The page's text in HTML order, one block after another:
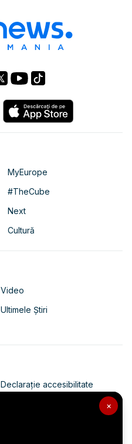
×
MyEurope
#TheCube
Next
Cultură
Video
Ultimele Știri
Declarație accesibilitate
Politica de confidențialitate